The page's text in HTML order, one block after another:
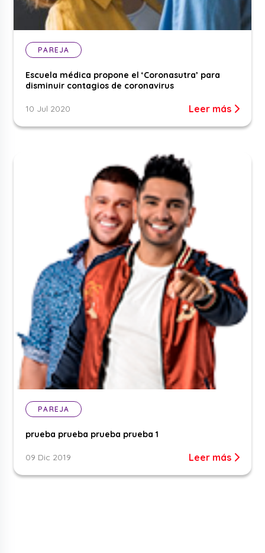
PAREJA
Escuela médica propone el ‘Coronasutra’ para
disminuir contagios de coronavirus
10 Jul 2020 Leer más
PAREJA
prueba prueba prueba prueba 1
09 Dic 2019 Leer más